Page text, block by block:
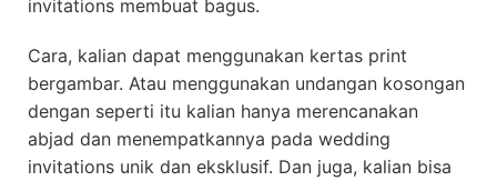
invitations membuat bagus.
Cara, kalian dapat menggunakan kertas print
bergambar. Atau menggunakan undangan kosongan
dengan seperti itu kalian hanya merencanakan
abjad dan menempatkannya pada wedding
invitations unik dan eksklusif. Dan juga, kalian bisa